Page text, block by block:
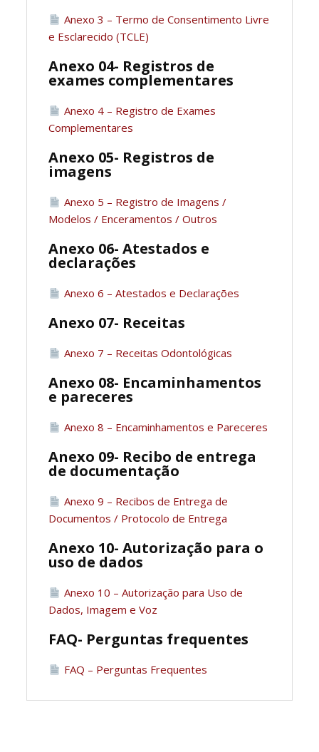
Anexo 3 – Termo de Consentimento Livre
e Esclarecido (TCLE)
Anexo 04- Registros de
exames complementares
Anexo 4 – Registro de Exames
Complementares
Anexo 05- Registros de
imagens
Anexo 5 – Registro de Imagens /
Modelos / Enceramentos / Outros
Anexo 06- Atestados e
declarações
Anexo 6 – Atestados e Declarações
Anexo 07- Receitas
Anexo 7 – Receitas Odontológicas
Anexo 08- Encaminhamentos
e pareceres
Anexo 8 – Encaminhamentos e Pareceres
Anexo 09- Recibo de entrega
de documentação
Anexo 9 – Recibos de Entrega de
Documentos / Protocolo de Entrega
Anexo 10- Autorização para o
uso de dados
Anexo 10 – Autorização para Uso de
Dados, Imagem e Voz
FAQ- Perguntas frequentes
FAQ – Perguntas Frequentes